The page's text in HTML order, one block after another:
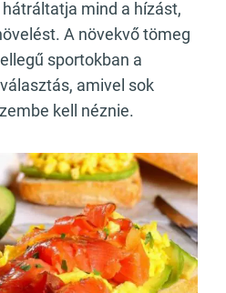
mind a hízást,
A növekvő tömeg
sportokban a
amivel sok
kell néznie.